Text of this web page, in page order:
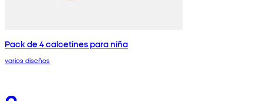
Pack de 4 calcetines para niña
varios diseños